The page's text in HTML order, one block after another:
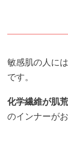
敏感肌の人に
です。
化学繊維が肌
のインナーがお